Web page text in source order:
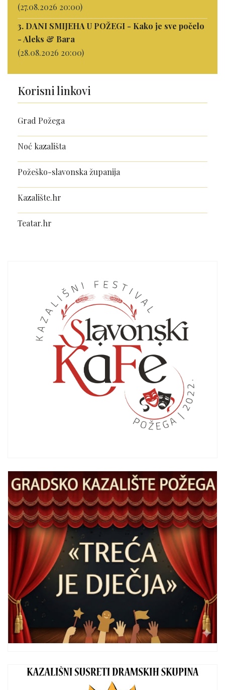
(27.08.2026 20:00)
3. DANI SMIJEHA U POŽEGI - Kako je sve počelo
- Aleks & Bara
(28.08.2026 20:00)
Korisni linkovi
Grad Požega
Noć kazališta
Požeško-slavonska županija
Kazalište.hr
Teatar.hr